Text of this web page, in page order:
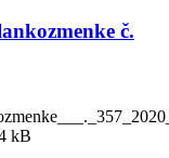
č.
kB